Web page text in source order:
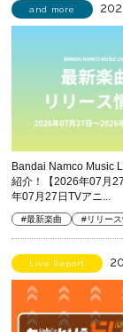
and more
Bandai Namco Music
紹介！【2026年07月
年07月27日TVアニ...
#最新楽曲 #リリース
Live Report